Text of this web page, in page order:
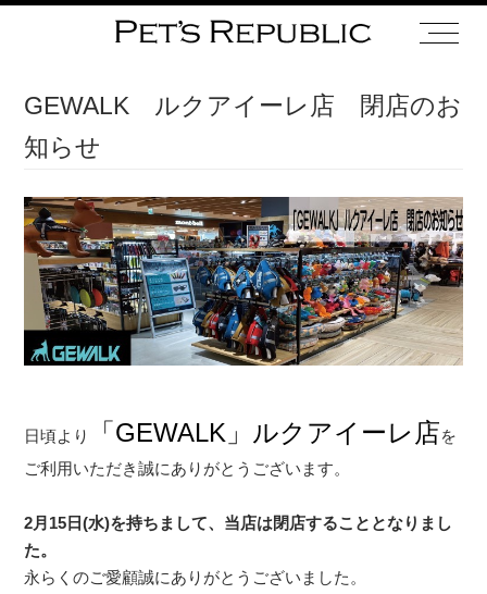
GEWALK ルクアイーレ店 閉店のお
知らせ
日頃より 「GEWALK」ルクアイーレ店を
ご利用いただき誠にありがとうございます。
2月15日(水)を持ちまして、当店は閉店することとなりまし
た。
永らくのご愛顧誠にありがとうございました。